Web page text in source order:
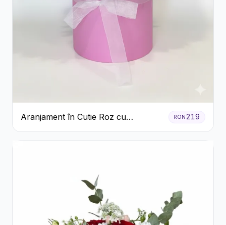
Aranjament în Cutie Roz cu
Crizanteme Albe și Lila
RON219